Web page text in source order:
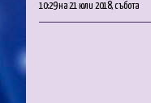
10:29 на 21 юли 2018, събота